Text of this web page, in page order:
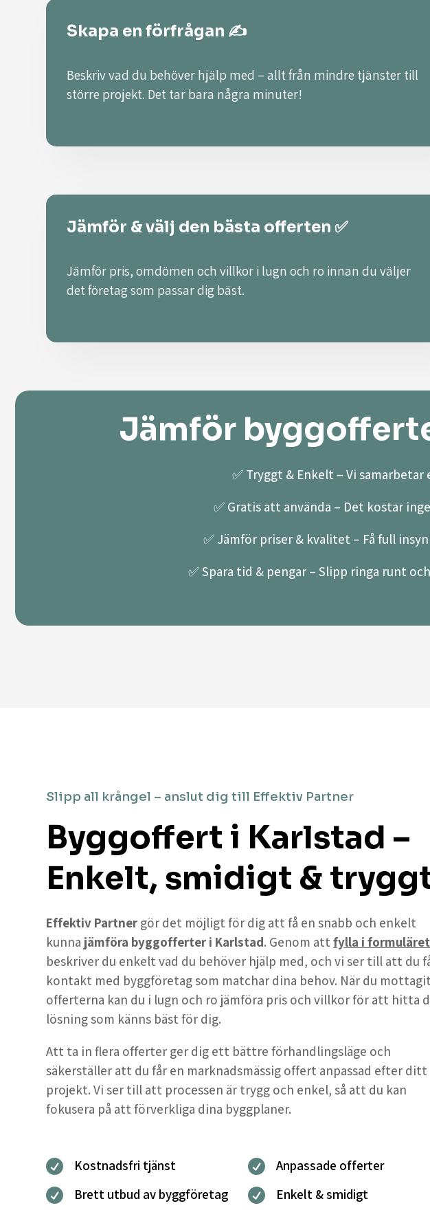
Skapa en förfrågan ✍️
Beskriv vad du behöver hjälp med – allt från mindre tjänster till
större projekt. Det tar bara några minuter!
Jämför & välj den bästa offerten ✅
Jämför pris, omdömen och villkor i lugn och ro innan du väljer
det företag som passar dig bäst.
Jämför
✅ Tryggt & Enkelt – Vi
✅ Gratis att använda – Det kostar
✅ Jämför priser & kvalitet – Få full
✅ Spara tid & pengar – Slipp ringa runt
Slipp all krångel – anslut dig till Effektiv Partner
Byggoffert i Karlstad –
Enkelt, smidigt &
Effektiv Partner gör det möjligt för dig att få en snabb och enkelt
kunna jämföra byggofferter i Karlstad. Genom attfylla i formuläret
beskriver du enkelt vad du behöver hjälp med, och vi ser till att du
kontakt med byggföretag som matchar dina behov. När du mottagit
offerterna kan du i lugn och ro jämföra pris och villkor för att hitta
lösning som känns bäst för dig.
Att ta in flera offerter ger dig ett bättre förhandlingsläge och
säkerställer att du får en marknadsmässig offert anpassad efter ditt
projekt. Vi ser till att processen är trygg och enkel, så att du kan
fokusera på att förverkliga dina byggplaner.
 Kostnadsfri tjänst  Anpassade offerter
 Brett utbud av byggföretag  Enkelt & smidigt